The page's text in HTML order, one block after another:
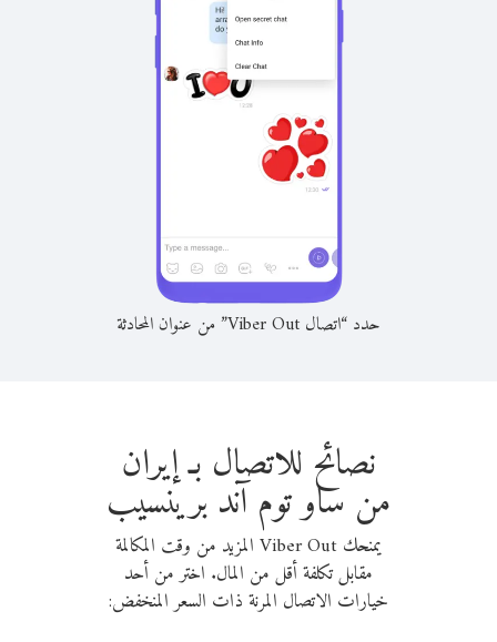
حدد “اتصال Viber Out” من عنوان المحادثة
نصائح للاتصال بـ إيران
من ساو توم آند برينسيب
يمنحك Viber Out المزيد من وقت المكالمة
مقابل تكلفة أقل من المال. اختر من أحد
خيارات الاتصال المرنة ذات السعر المنخفض: